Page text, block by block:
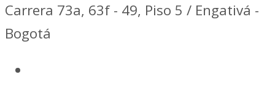
Carrera 73a, 63f - 49, Piso 5 / Engativá -
Bogotá